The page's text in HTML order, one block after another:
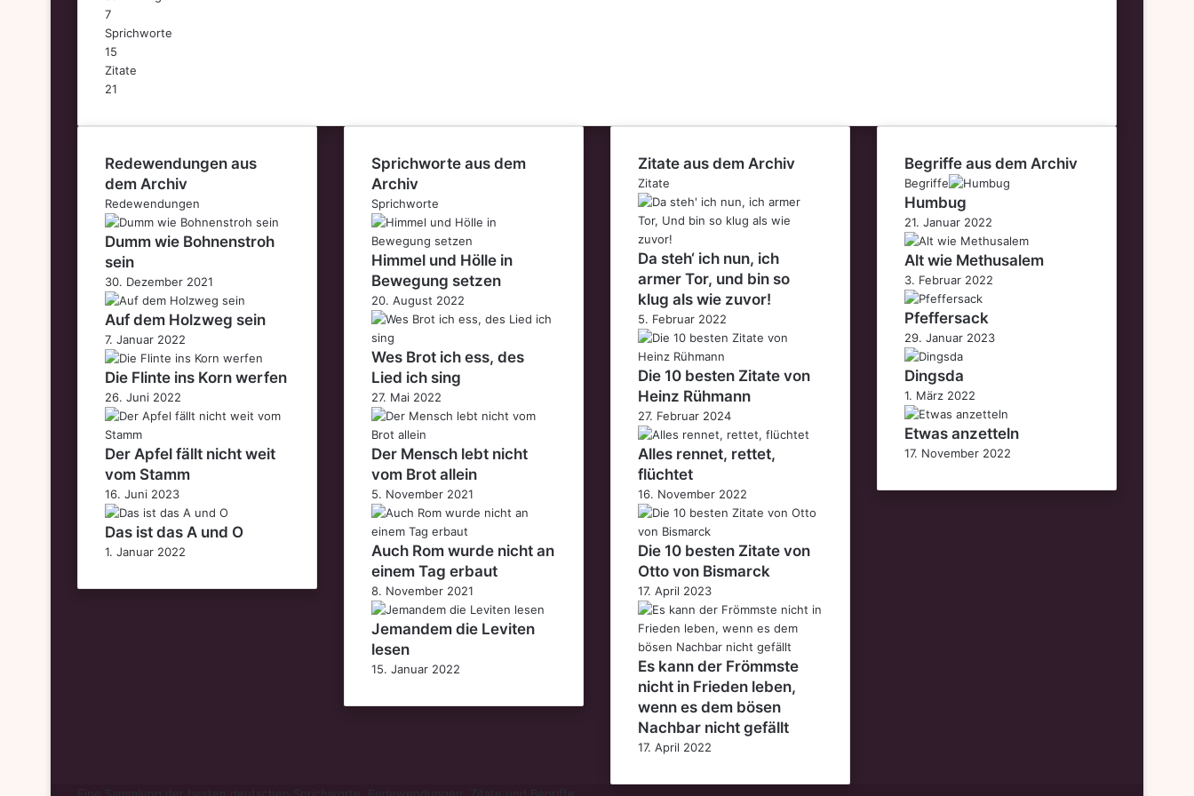
7
Sprichworte
15
Zitate
21
Redewendungen aus
dem Archiv
Redewendungen
Dumm wie Bohnenstroh
sein
30. Dezember 2021
Auf dem Holzweg sein
7. Januar 2022
Die Flinte ins Korn werfen
26. Juni 2022
Der Apfel fällt nicht weit
vom Stamm
16. Juni 2023
Das ist das A und O
1. Januar 2022
Sprichworte aus dem
Archiv
Sprichworte
Himmel und Hölle in
Bewegung setzen
20. August 2022
Wes Brot ich ess, des
Lied ich sing
27. Mai 2022
Der Mensch lebt nicht
vom Brot allein
5. November 2021
Auch Rom wurde nicht an
einem Tag erbaut
8. November 2021
Jemandem die Leviten
lesen
15. Januar 2022
Zitate aus dem Archiv
Zitate
Da steh‘ ich nun, ich
armer Tor, und bin so
klug als wie zuvor!
5. Februar 2022
Die 10 besten Zitate von
Heinz Rühmann
27. Februar 2024
Alles rennet, rettet,
flüchtet
16. November 2022
Die 10 besten Zitate von
Otto von Bismarck
17. April 2023
Es kann der Frömmste
nicht in Frieden leben,
wenn es dem bösen
Nachbar nicht gefällt
17. April 2022
Begriffe aus dem Archiv
Begriffe
Humbug
21. Januar 2022
Alt wie Methusalem
3. Februar 2022
Pfeffersack
29. Januar 2023
Dingsda
1. März 2022
Etwas anzetteln
17. November 2022